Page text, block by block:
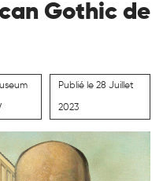
Gothic de
Publié le 28 Juillet
2023